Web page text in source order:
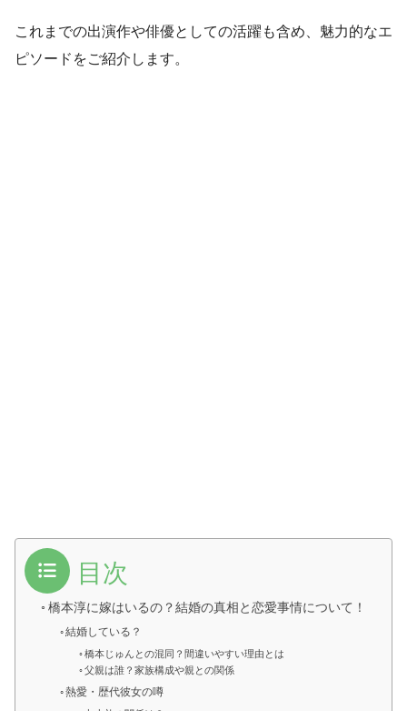
これまでの出演作や俳優としての活躍も含め、魅力的なエ
ピソードをご紹介します。
目次
橋本淳に嫁はいるの？結婚の真相と恋愛事情について！
結婚している？
橋本じゅんとの混同？間違いやすい理由とは
父親は誰？家族構成や親との関係
熱愛・歴代彼女の噂